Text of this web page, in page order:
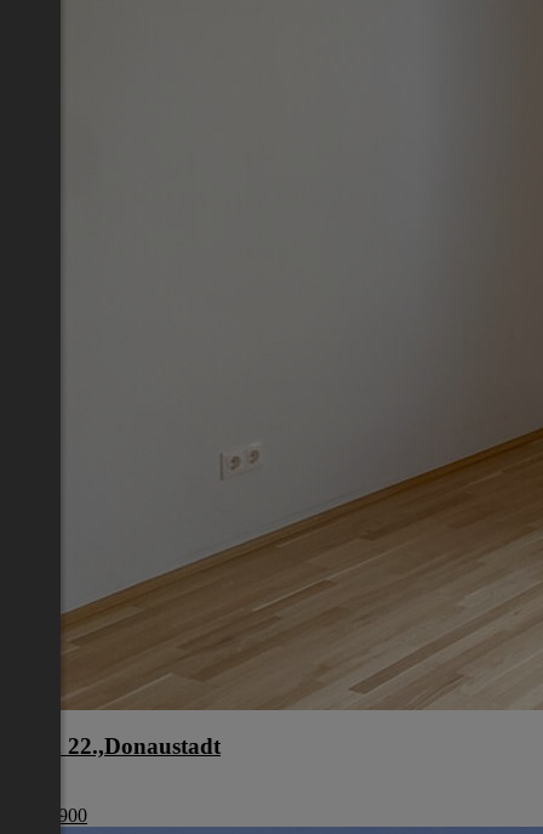
Wien 22.,Donaustadt
€ 440 900